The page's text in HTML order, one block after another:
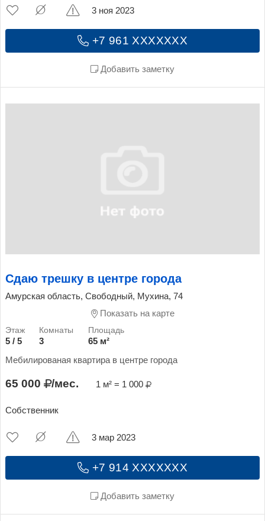
+7 961 XXXXXXX
Добавить заметку
3 ноя 2023
Сдаю трешку в центре города
Амурская область, Свободный, Мухина, 74
Показать на карте
5 / 5 3
65 м²
Мебилированая квартира в центре города
65 000 /мес. 1 м² = 1 000
Собственник
+7 914 XXXXXXX
Добавить заметку
3 мар 2023